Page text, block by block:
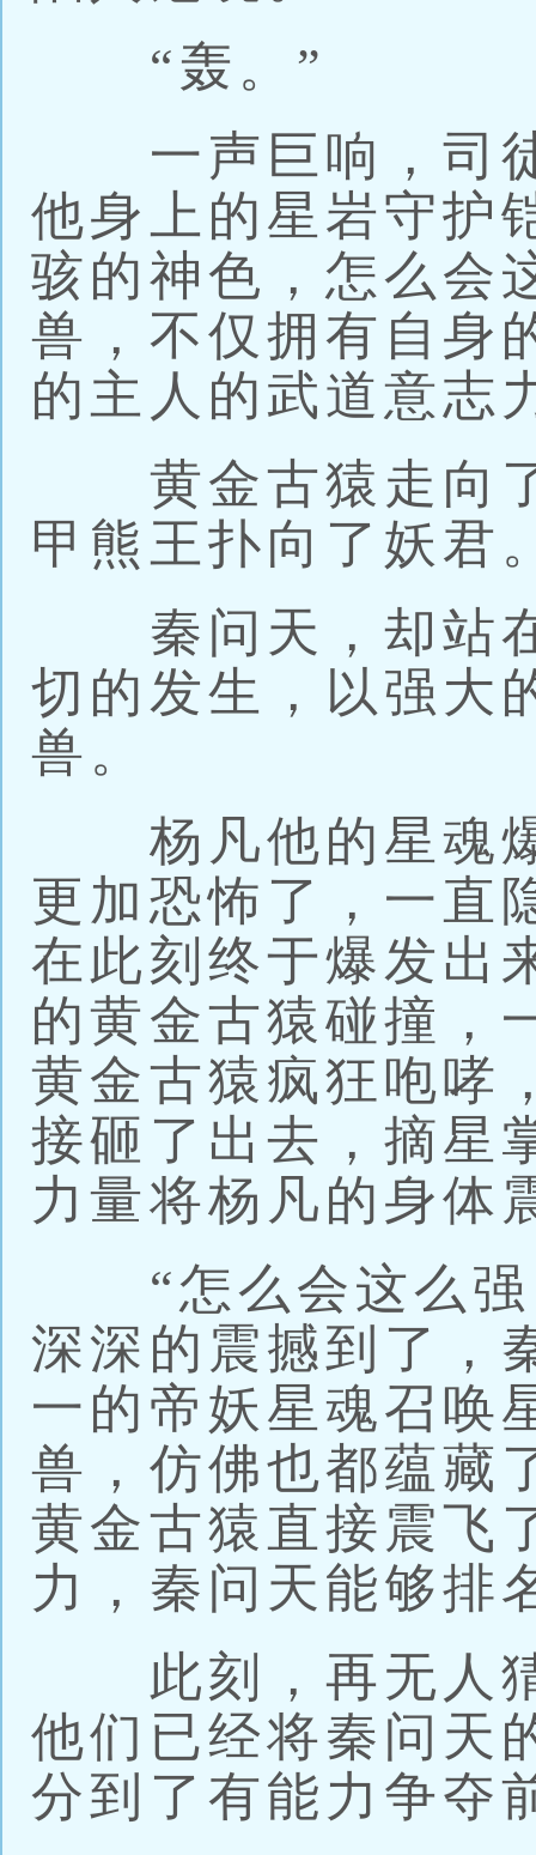
“轰。”
一声巨响，司徒
他身上的星岩守护
骇的神色，怎么会
兽，不仅拥有自身
的主人的武道意志
黄金古猿走向了
甲熊王扑向了妖君
秦问天，却站在
切的发生，以强大
兽。
杨凡他的星魂爆
更加恐怖了，一直
在此刻终于爆发出
的黄金古猿碰撞，
黄金古猿疯狂咆哮
接砸了出去，摘星
力量将杨凡的身体
“怎么会这么强
深深的震撼到了，
一的帝妖星魂召唤
兽，仿佛也都蕴藏
黄金古猿直接震飞
力，秦问天能够排
此刻，再无人猜
他们已经将秦问天
分到了有能力争夺